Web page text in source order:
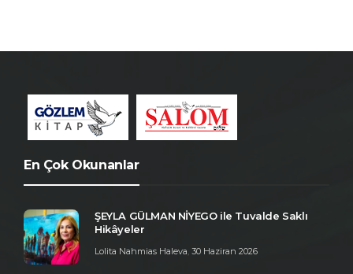
En Çok Okunanlar
ŞEYLA GÜLMAN NİYEGO ile Tuvalde Saklı
Hikâyeler
Lolita Nahmias Haleva, 30 Haziran 2026